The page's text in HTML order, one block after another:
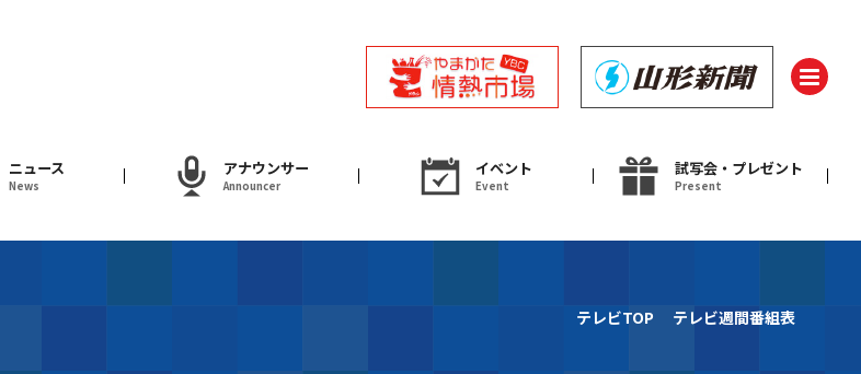
ニュース
News
アナウンサー
Announcer
イベント
Event
試写会・プレゼント
Present
アナウンサー
Announcer
試写会・プレゼント
テレビTOP テレビ週間番組表